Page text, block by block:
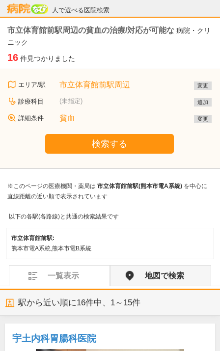
人で選べる医院検索
病院なび
市立体育館前駅周辺の貧血の治療/対応が可能な 病院・クリ
ニック
16 件見つかりました
エリア/駅 市立体育館前駅周辺 変更
診療科目 (未指定) 追加
詳細条件 貧血 変更
検索する
※このページの医療機関・薬局は 市立体育館前駅(熊本市電A系統) を中心に
直線距離の近い順で表示されています
以下の各駅(各路線)と共通の検索結果です
市立体育館前駅:
熊本市電A系統,熊本市電B系統
一覧表示 地図で検索
駅から近い順に16件中、 1～15件
宇土内科胃腸科医院